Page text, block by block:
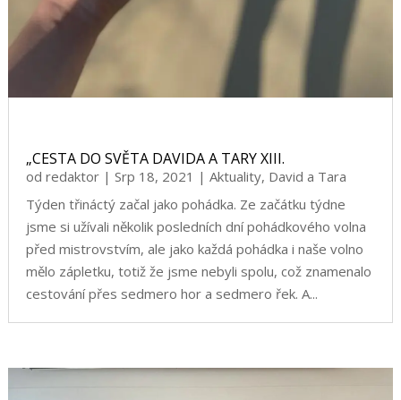
„CESTA DO SVĚTA DAVIDA A TARY XIII.
od redaktor| Srp 18, 2021 | Aktuality, David a Tara
Týden třináctý začal jako pohádka. Ze začátku týdne
jsme si užívali několik posledních dní pohádkového volna
před mistrovstvím, ale jako každá pohádka i naše volno
mělo zápletku, totiž že jsme nebyli spolu, což znamenalo
cestování přes sedmero hor a sedmero řek. A...